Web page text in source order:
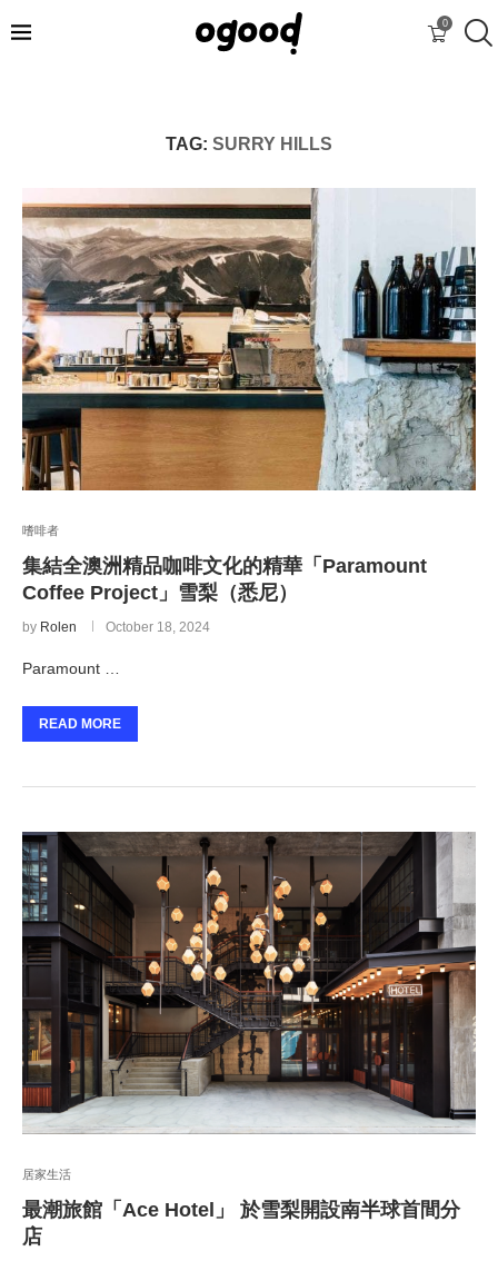
0
TAG: SURRY HILLS
嗜啡者
集結全澳洲精品咖啡文化的精華「Paramount
Coffee Project」雪梨（悉尼）
by Rolen October 18, 2024
Paramount …
READ MORE
居家生活
最潮旅館「Ace Hotel」 於雪梨開設南半球首間分
店